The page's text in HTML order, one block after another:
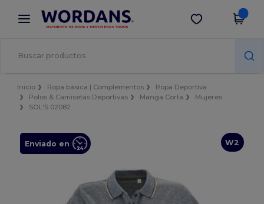
× App de Wordans
¡Mejores precios en app!
Descargar app
Inicio Ropa básica | Complementos
Ropa Deportiva
Polos & Camisetas Deportivas
Manga Corta
Mujeres
SOL'S 02082
W2
Enviado en